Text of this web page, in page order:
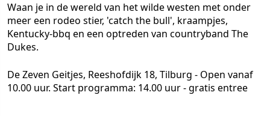
Waan je in de wereld van het wilde westen met onder
meer een rodeo stier, 'catch the bull', kraampjes,
Kentucky-bbq en een optreden van countryband The
Dukes.
De Zeven Geitjes, Reeshofdijk 18, Tilburg - Open vanaf
10.00 uur. Start programma: 14.00 uur - gratis entree